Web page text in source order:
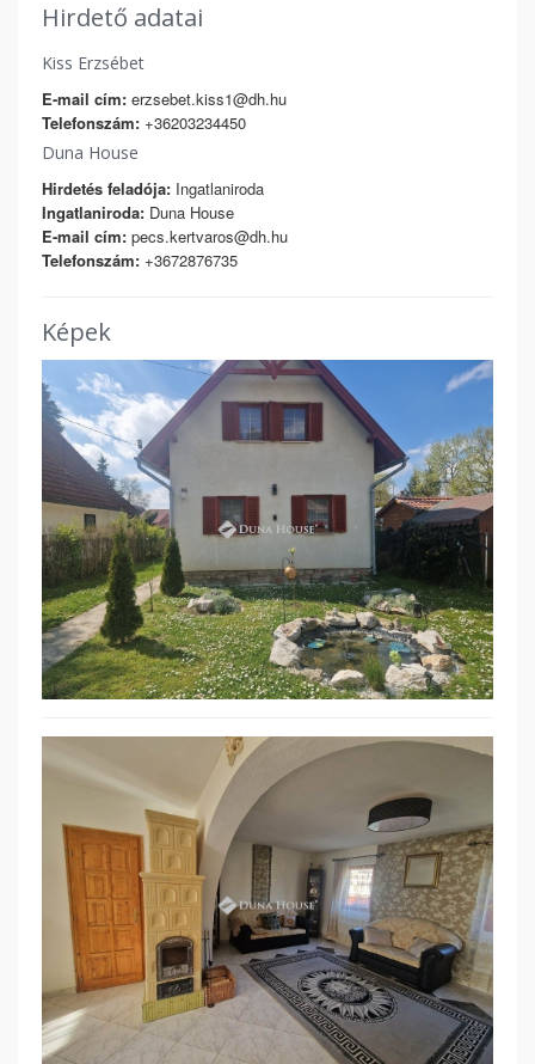
Hirdető adatai
Kiss Erzsébet
E-mail cím: erzsebet.kiss1@dh.hu
Telefonszám: +36203234450
Duna House
Hirdetés feladója: Ingatlaniroda
Ingatlaniroda: Duna House
E-mail cím: pecs.kertvaros@dh.hu
Telefonszám: +3672876735
Képek